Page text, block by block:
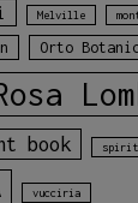
Melville
Orto
book
vucciria